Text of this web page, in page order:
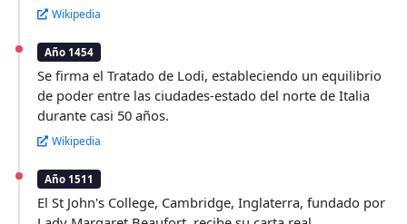
Wikipedia
Año 1454
Se firma el Tratado de Lodi, estableciendo un equilibrio
de poder entre las ciudades-estado del norte de Italia
durante casi 50 años.
Wikipedia
Año 1511
El St John's College, Cambridge, Inglaterra, fundado por